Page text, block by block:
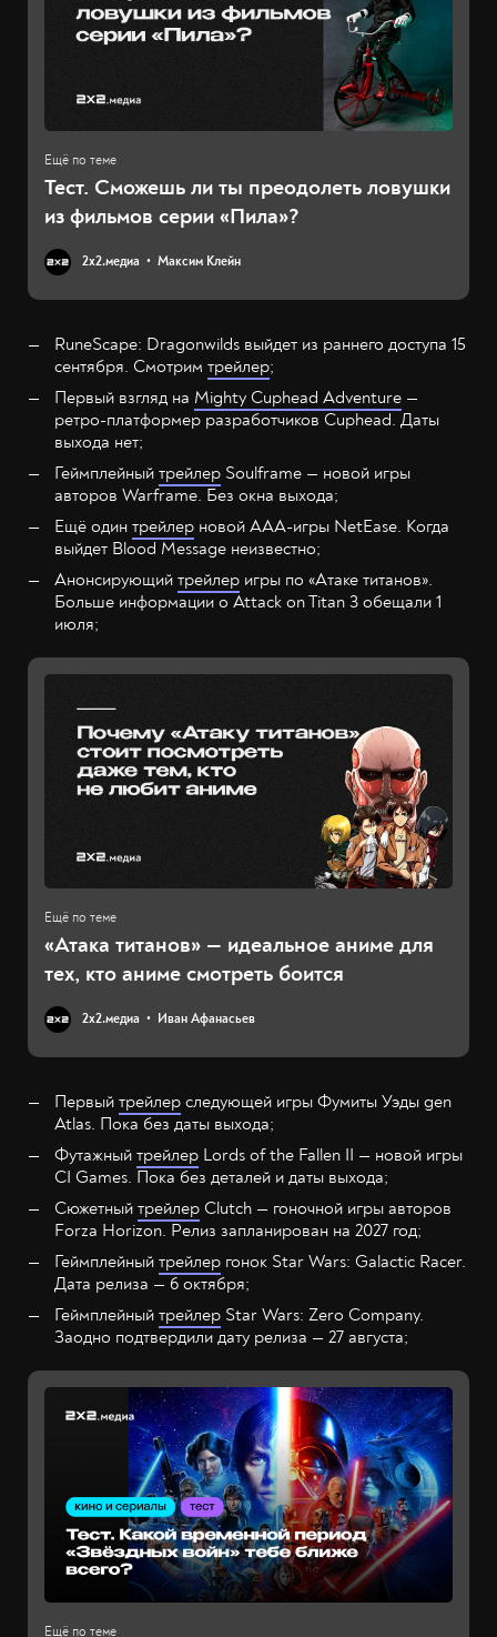
Тест. Сможешь ли ты преодолеть ловушки
из фильмов серии «Пила»?
2х2.медиа Максим Клейн
RuneScape: Dragonwilds выйдет из раннего доступа 15
сентября. Смотрим трейлер;
Первый взгляд на Mighty Cuphead Adventure —
ретро-платформер разработчиков Cuphead. Даты
выхода нет;
Геймплейный трейлер Soulframe — новой игры
авторов Warframe. Без окна выхода;
Ещё один трейлер новой ААА-игры NetEase. Когда
выйдет Blood Message неизвестно;
Анонсирующий трейлер игры по «Атаке титанов».
Больше информации о Attack on Titan 3 обещали 1
июля;
«Атака титанов» — идеальное аниме для
тех, кто аниме смотреть боится
2х2.медиа Иван Афанасьев
Первый трейлер следующей игры Фумиты Уэды gen
Atlas. Пока без даты выхода;
Футажный трейлер Lords of the Fallen II — новой игры
CI Games. Пока без деталей и даты выхода;
Сюжетный трейлер Clutch — гоночной игры авторов
Forza Horizon. Релиз запланирован на 2027 год;
Геймплейный трейлер гонок Star Wars: Galactic Racer.
Дата релиза — 6 октября;
Геймплейный трейлер Star Wars: Zero Company.
Заодно подтвердили дату релиза — 27 августа;